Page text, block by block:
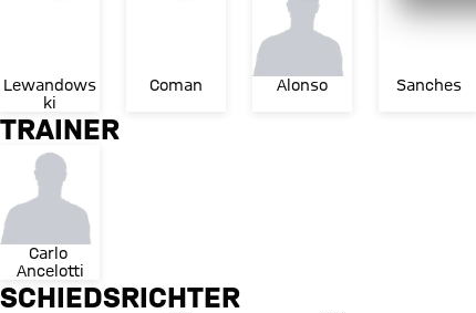
Lewandows
ki
Coman Alonso Sanches
TRAINER
Carlo
Ancelotti
SCHIEDSRICHTER